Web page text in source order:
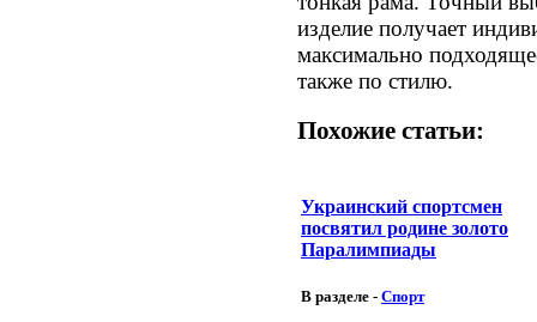
изделие получает
максимально
также по стилю.
Похожие статьи:
Украинский спортсмен
посвятил родине золото
Паралимпиады
В разделе - Спорт